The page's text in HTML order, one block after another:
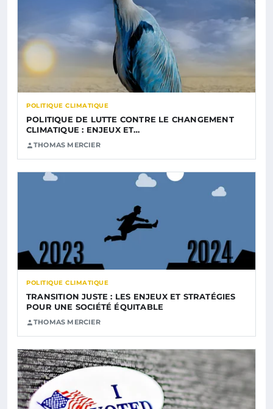
POLITIQUE CLIMATIQUE
POLITIQUE DE LUTTE CONTRE LE CHANGEMENT
CLIMATIQUE : ENJEUX ET…
THOMAS MERCIER
POLITIQUE CLIMATIQUE
TRANSITION JUSTE : LES ENJEUX ET STRATÉGIES
POUR UNE SOCIÉTÉ ÉQUITABLE
THOMAS MERCIER